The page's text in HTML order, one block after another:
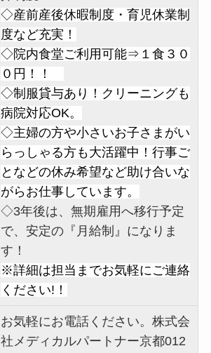
◇産前産後休暇制度・育児休業制
度など充実！
◇院内食堂ご利用可能⇒１食３０
０円！！
◇制服貸与あり！クリーニングも
病院対応OK。
◇主婦の方や小さいお子さまがい
らっしゃる方も大活躍中！行事ご
となどの休み希望など助け合いな
がらお仕事しています。
◇3年後は、無期雇用へ移行予定
で、安定の『月給制』になりま
す！
※詳細は担当までお気軽にご連絡
ください!！
お気軽にお電話ください。株式会
社メディカルパートナー京都012